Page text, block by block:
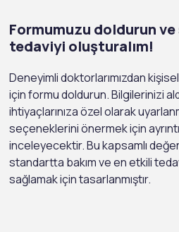
Formumuzu doldurun
tedaviyi oluşturalım!
Deneyimli doktorlarımızdan
için formu doldurun. Bilgilerinizi
ihtiyaçlarınıza özel olarak
seçeneklerini önermek için
inceleyecektir. Bu kapsamlı
standartta bakım ve en etkili tedavi
sağlamak için tasarlanmıştır.